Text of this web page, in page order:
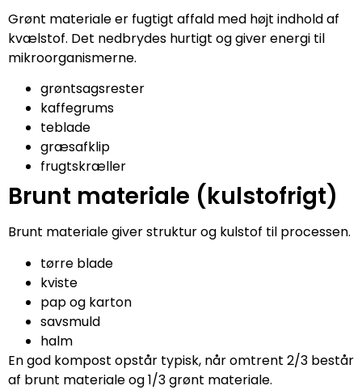
Grønt materiale er fugtigt affald med højt indhold af
kvælstof. Det nedbrydes hurtigt og giver energi til
mikroorganismerne.
grøntsagsrester
kaffegrums
teblade
græsafklip
frugtskræller
Brunt materiale (kulstofrigt)
Brunt materiale giver struktur og kulstof til processen.
tørre blade
kviste
pap og karton
savsmuld
halm
En god kompost opstår typisk, når omtrent 2/3 består
af brunt materiale og 1/3 grønt materiale.